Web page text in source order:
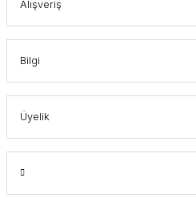
Alışveriş
Bilgi
Üyelik